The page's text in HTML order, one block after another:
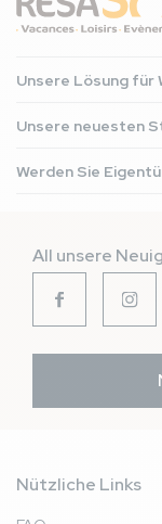
Unsere Lösung für
Unsere neuesten
Werden Sie
All unsere
Nützliche Links